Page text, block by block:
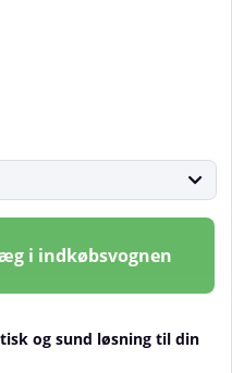
i indkøbsvognen
og sund løsning til din